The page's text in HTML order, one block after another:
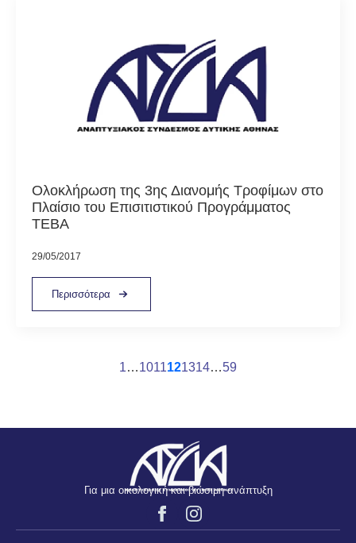
Ολοκλήρωση της 3ης Διανομής Τροφίμων στο
Πλαίσιο του Επισιτιστικού Προγράμματος
ΤΕΒΑ
29/05/2017
Περισσότερα
1…1011121314…59
Για μια οικολογική και βιώσιμη ανάπτυξη